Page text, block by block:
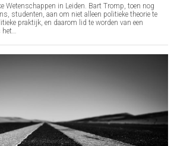
Wetenschappen in Leiden. Bart Tromp, toen nog
studenten, aan om niet alleen politieke theorie te
praktijk, en daarom lid te worden van een
het…